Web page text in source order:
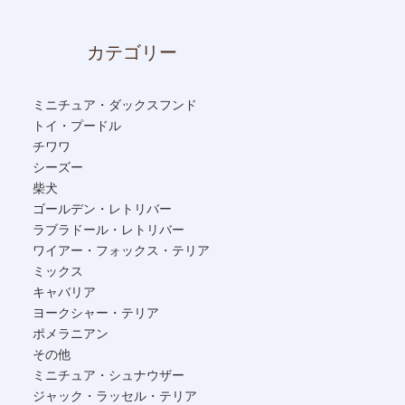
カテゴリー
ミニチュア・ダックスフンド
トイ・プードル
チワワ
シーズー
柴犬
ゴールデン・レトリバー
ラブラドール・レトリバー
ワイアー・フォックス・テリア
ミックス
キャバリア
ヨークシャー・テリア
ポメラニアン
その他
ミニチュア・シュナウザー
ジャック・ラッセル・テリア